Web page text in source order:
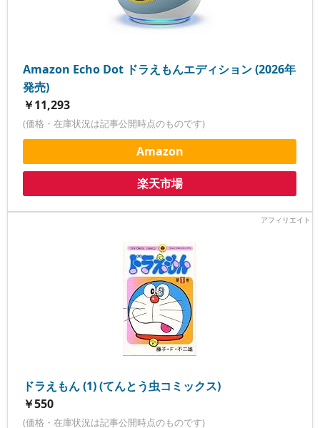
Amazon Echo Dot ドラえもんエディション (2026年
発売)
￥11,293
(価格・在庫状況は記事公開時点のものです)
Amazon
楽天市場
ドラえもん (1) (てんとう虫コミックス)
￥550
(価格・在庫状況は記事公開時点のものです)